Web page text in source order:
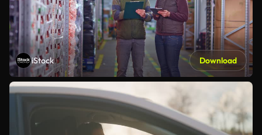
iStock Download